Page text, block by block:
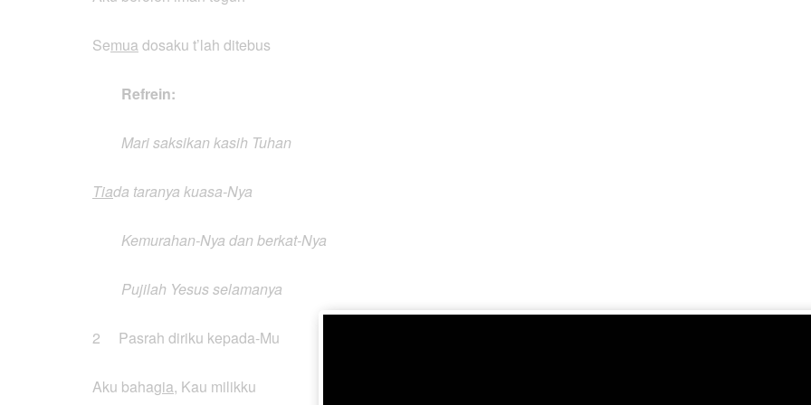
Semuadosaku t’lah ditebus
Refrein:
Mari saksikan kasih Tuhan
Tiada taranya kuasa-Nya
Kemurahan-Nya dan berkat-Nya
Pujilah Yesus selamanya
2 Pasrah diriku kepada-Mu
Aku bahagia, Kau milikku